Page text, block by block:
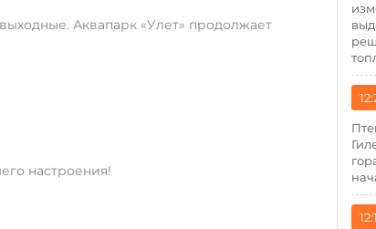
Аквапарк «Улет» продолжает
настроения!